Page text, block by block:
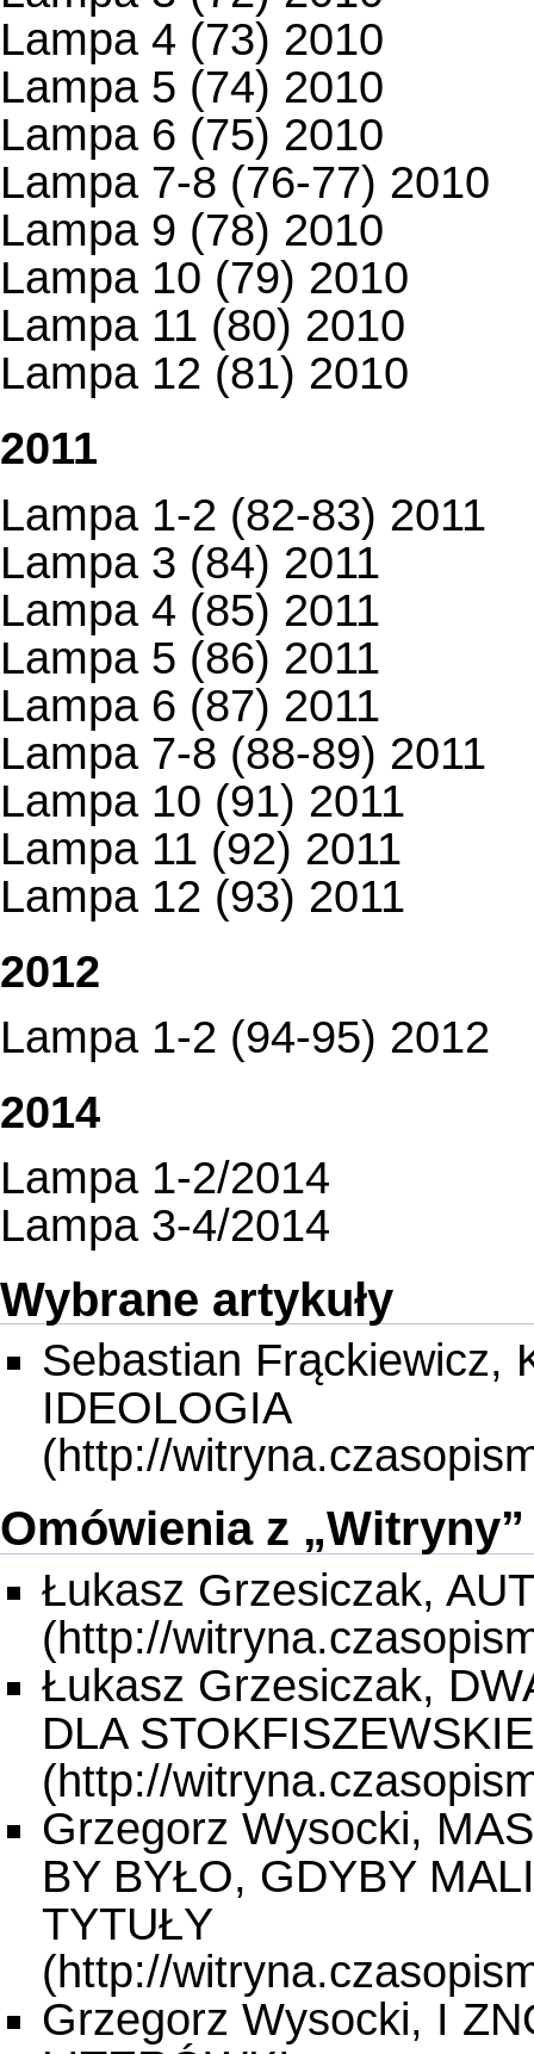
Lampa 4 (73) 2010
Lampa 5 (74) 2010
Lampa 6 (75) 2010
Lampa 7-8 (76-77) 2010
Lampa 9 (78) 2010
Lampa 10 (79) 2010
Lampa 11 (80) 2010
Lampa 12 (81) 2010
2011
Lampa 1-2 (82-83) 2011
Lampa 3 (84) 2011
Lampa 4 (85) 2011
Lampa 5 (86) 2011
Lampa 6 (87) 2011
Lampa 7-8 (88-89) 2011
Lampa 10 (91) 2011
Lampa 11 (92) 2011
Lampa 12 (93) 2011
2012
Lampa 1-2 (94-95) 2012
2014
Lampa 1-2/2014
Lampa 3-4/2014
Wybrane artykuły
Sebastian Frąckiewicz,
IDEOLOGIA
Omówienia z „Witryny”
Łukasz Grzesiczak,
Łukasz Grzesiczak,
DLA
Grzegorz Wysocki,
BY BYŁO, GDYBY
TYTUŁY
Grzegorz Wysocki, I